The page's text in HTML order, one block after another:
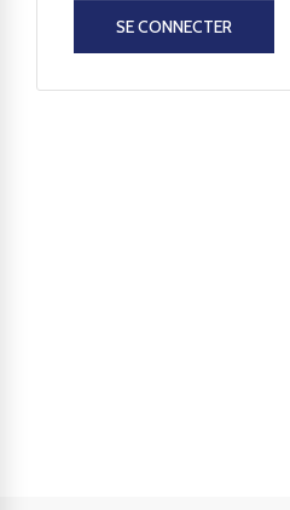
SE CONNECTER